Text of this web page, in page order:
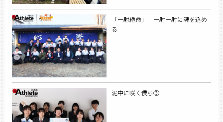
「一射絶命」 一射一射に魂を込め
る
泥中に咲く僕ら③